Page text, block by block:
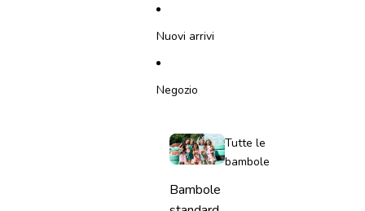
Nuovi arrivi
Negozio
Tutte le
bambole
Bambole